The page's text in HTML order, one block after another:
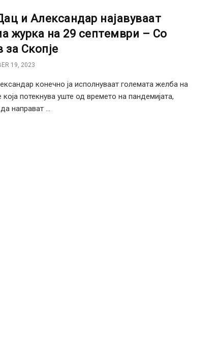
и Александар најавуваат
журка на 29 септември – Со
за Скопје
19, 2023
конечно ја исполнуваат големата желба на
која потекнува уште од времето на пандемијата,
направат ...